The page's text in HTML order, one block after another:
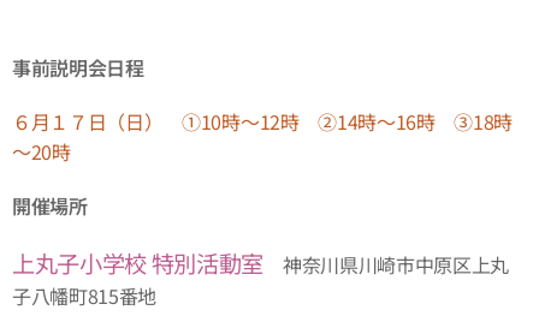
事前説明会日程
６月１７ 日（日） ①10時～12時 ②14時～16時 ③18時
～20時
開催場所
上丸子小学校 特別活動室 神奈川県川崎市中原区上丸
子八幡町815番地